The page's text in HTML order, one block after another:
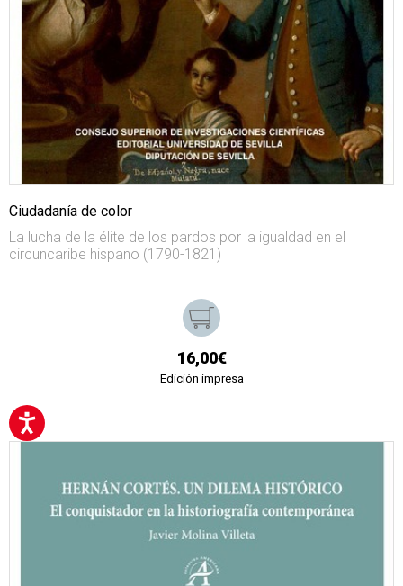
Ciudadanía de color
La lucha de la élite de los pardos por la igualdad en el
circuncaribe hispano (1790-1821)
16,00€
Edición impresa